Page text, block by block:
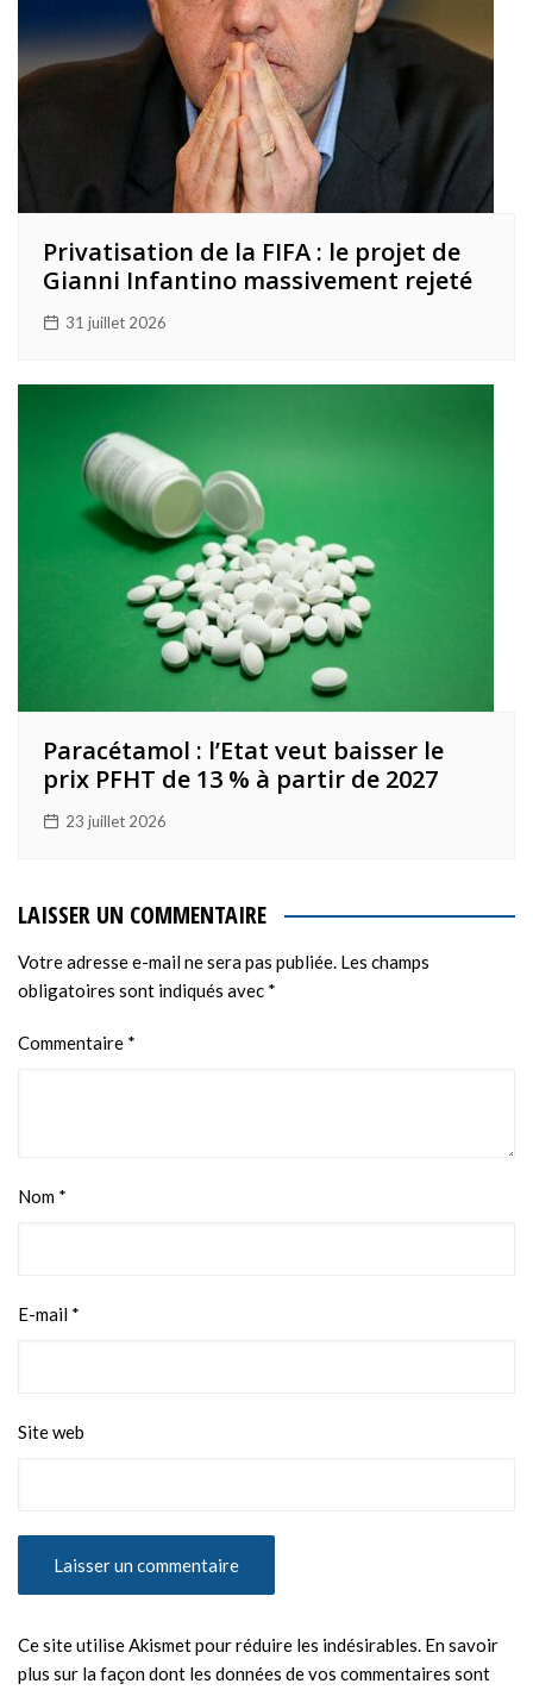
Privatisation de la FIFA : le projet de
Gianni Infantino massivement rejeté
31 juillet 2026
Paracétamol : l’Etat veut baisser le
prix PFHT de 13 % à partir de 2027
23 juillet 2026
LAISSER UN COMMENTAIRE
Votre adresse e-mail ne sera pas publiée. Les champs
obligatoires sont indiqués avec *
Commentaire *
Nom *
E-mail *
Site web
Ce site utilise Akismet pour réduire les indésirables. En savoir
plus sur la façon dont les données de vos commentaires sont